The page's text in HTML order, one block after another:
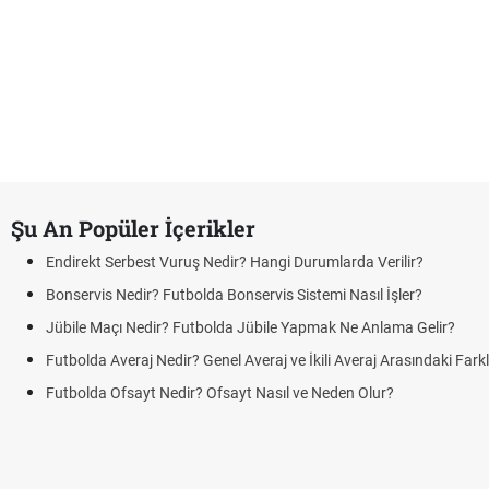
Şu An Popüler İçerikler
Endirekt Serbest Vuruş Nedir? Hangi Durumlarda Verilir?
Bonservis Nedir? Futbolda Bonservis Sistemi Nasıl İşler?
Jübile Maçı Nedir? Futbolda Jübile Yapmak Ne Anlama Gelir?
Futbolda Averaj Nedir? Genel Averaj ve İkili Averaj Arasındaki
Futbolda Ofsayt Nedir? Ofsayt Nasıl ve Neden Olur?